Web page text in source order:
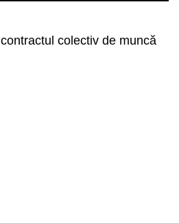
contractul colectiv de muncă